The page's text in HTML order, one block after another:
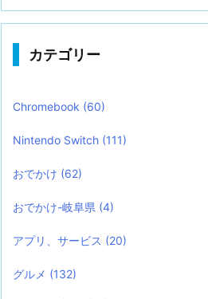
カテゴリー
Chromebook (60)
Nintendo Switch (111)
おでかけ (62)
おでかけ-岐阜県 (4)
アプリ、サービス (20)
グルメ (132)